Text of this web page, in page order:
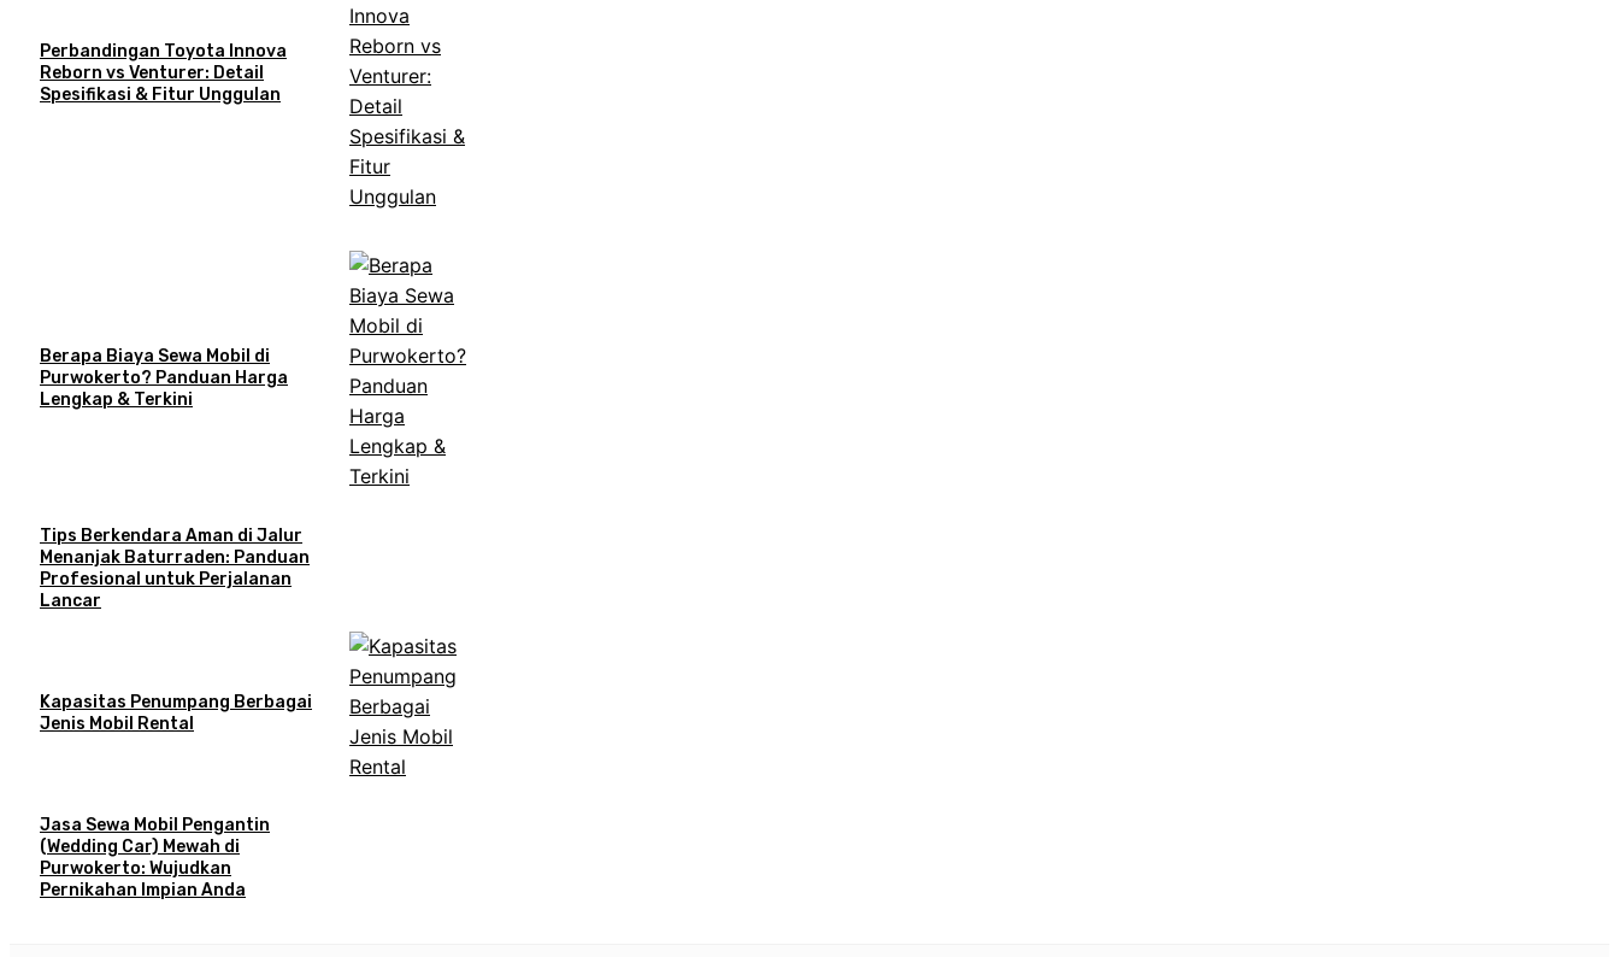
Perbandingan Toyota Innova
Reborn vs Venturer: Detail
Spesifikasi & Fitur Unggulan
Berapa Biaya Sewa Mobil di
Purwokerto? Panduan Harga
Lengkap & Terkini
Tips Berkendara Aman di Jalur
Menanjak Baturraden: Panduan
Profesional untuk Perjalanan
Lancar
Kapasitas Penumpang Berbagai
Jenis Mobil Rental
Jasa Sewa Mobil Pengantin
(Wedding Car) Mewah di
Purwokerto: Wujudkan
Pernikahan Impian Anda